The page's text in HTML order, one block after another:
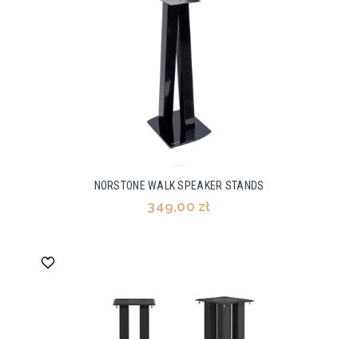
NORSTONE WALK SPEAKER STANDS
349,00 zł